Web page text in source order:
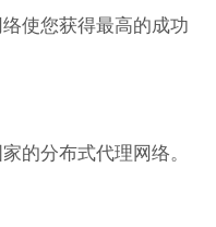
使您获得最高的成功
的分布式代理网络。